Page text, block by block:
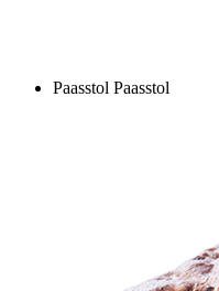
Paasstol Paasstol